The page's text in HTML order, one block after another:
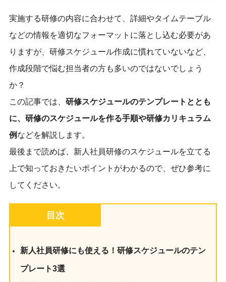
実施する研修の内容に合わせて、詳細やタイムテーブル
などの情報を適切なフォーマットに落とし込む必要があ
りますが、研修スケジュール作成に慣れていないなど、
作成段階で悩む担当者の方も多いのではないでしょう
か？
この記事では、 研修スケジュールのテンプレートととも
に、研修のスケジュールを作る手順や研修カリキュラム
例 などを解説します。
最後まで読めば、新人社員研修のスケジュールを立てる
上で知っておきたいポイントがわかるので、ぜひ参考に
してください。
目次
新人社員研修にも使える！研修スケジュールのテン
プレート3選